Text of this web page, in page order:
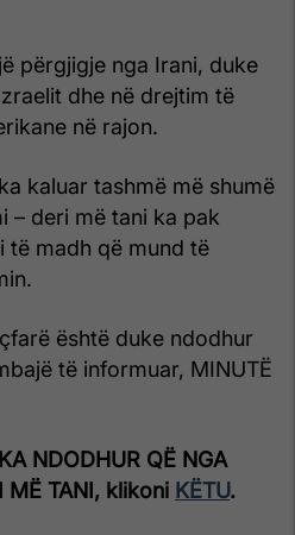
përgjigje nga Irani, duke
dhe në drejtim të
në rajon.
kaluar tashmë më shumë
– deri më tani ka pak
të madh që mund të
është duke ndodhur
të informuar, MINUTË
NDODHUR QË NGA
MË TANI, klikoni KËTU.